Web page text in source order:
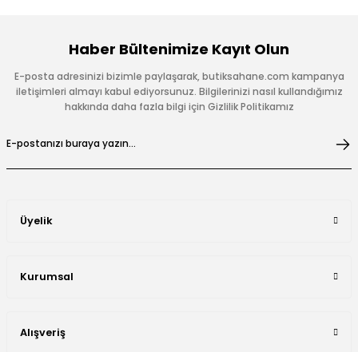
Haber Bültenimize Kayıt Olun
E-posta adresinizi bizimle paylaşarak, butiksahane.com kampanya
iletişimleri almayı kabul ediyorsunuz. Bilgilerinizi nasıl kullandığımız
hakkında daha fazla bilgi için Gizlilik Politikamız
Üyelik
Kurumsal
Alışveriş